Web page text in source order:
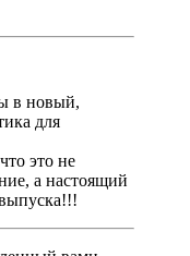
в новый,
для
это не
а настоящий